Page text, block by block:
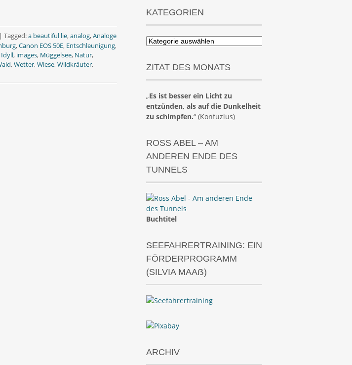
| Tagged:a beautiful lie,analog,Analoge
,Canon EOS 50E, Entschleunigung,
Idyll, images, Müggelsee, Natur,
,Wetter,Wiese,Wildkräuter,
KATEGORIEN
Kategorien
ZITAT DES MONATS
„Es ist besser ein Licht zu
entzünden, als auf die Dunkelheit
zu schimpfen.“ (Konfuzius)
ROSS ABEL – AM
ANDEREN ENDE DES
TUNNELS
Buchtitel
SEEFAHRERTRAINING: EIN
FÖRDERPROGRAMM
(SILVIA MAAẞ)
ARCHIV